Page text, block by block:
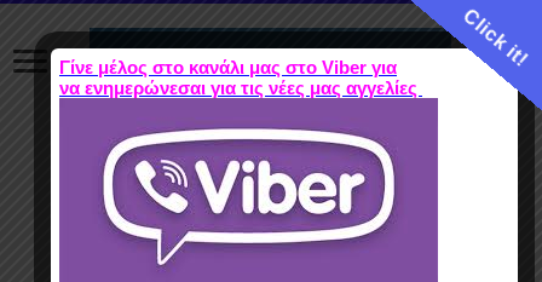
Click it!
Γίνε μέλος στο κανάλι μας στο Viber για
να ενημερώνεσαι για τις νέες μας αγγελίες